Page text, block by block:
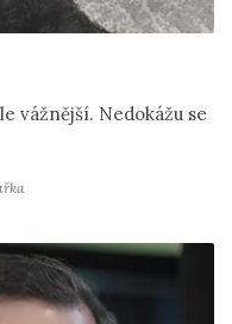
vážnější. Nedokážu se